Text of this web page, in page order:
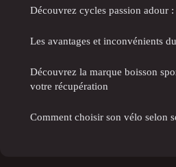
Découvrez cycles passion adour
Les avantages et inconvénients
Découvrez la marque boisson
votre récupération
Comment choisir son vélo selon